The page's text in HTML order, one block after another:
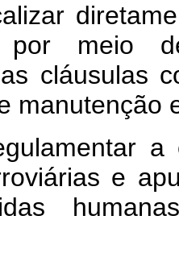
por meio
cláusulas
manutenção
a
e